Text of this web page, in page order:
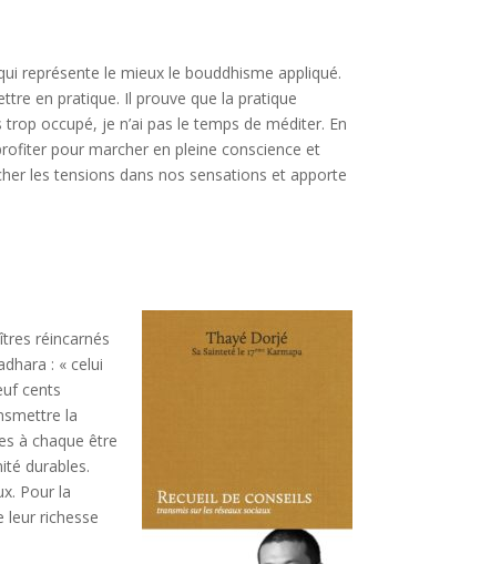
représente le mieux le bouddhisme appliqué.
en pratique. Il prouve que la pratique
occupé, je n’ai pas le temps de méditer. En
pour marcher en pleine conscience et
les tensions dans nos sensations et apporte
réincarnés
: « celui
cents
la
à chaque être
durables.
Pour la
leur richesse